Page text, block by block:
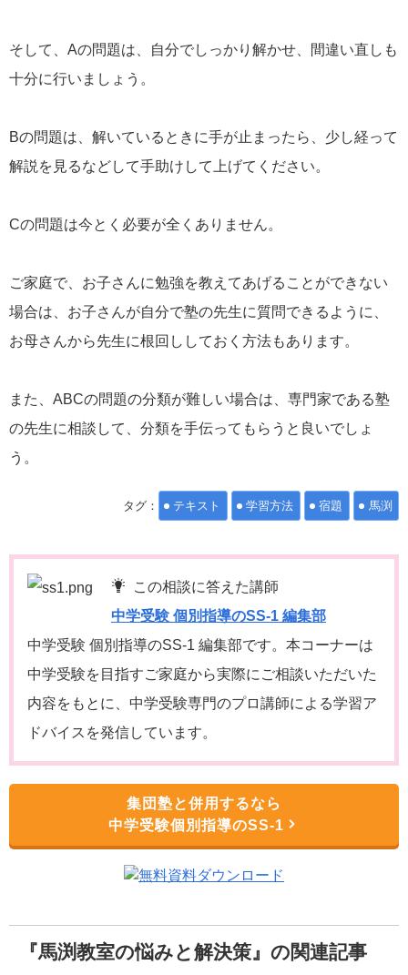
そして、Aの問題は、自分でしっかり解かせ、間違い直しも
十分に行いましょう。
Bの問題は、解いているときに手が止まったら、少し経って
解説を見るなどして手助けして上げてください。
Cの問題は今とく必要が全くありません。
ご家庭で、お子さんに勉強を教えてあげることができない
場合は、お子さんが自分で塾の先生に質問できるように、
お母さんから先生に根回ししておく方法もあります。
また、ABCの問題の分類が難しい場合は、専門家である塾
の先生に相談して、分類を手伝ってもらうと良いでしょ
う。
タグ： テキスト 学習方法 宿題 馬渕
この相談に答えた講師
中学受験 個別指導のSS-1 編集部
中学受験 個別指導のSS-1 編集部です。本コーナーは
中学受験を目指すご家庭から実際にご相談いただいた
内容をもとに、中学受験専門のプロ講師による学習ア
ドバイスを発信しています。
集団塾と併用するなら
中学受験個別指導のSS-1
『馬渕教室の悩みと解決策』の関連記事